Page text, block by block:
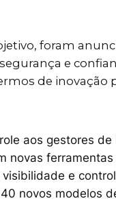
foram
e
de inovação
aos gestores
novas
e
novos modelos